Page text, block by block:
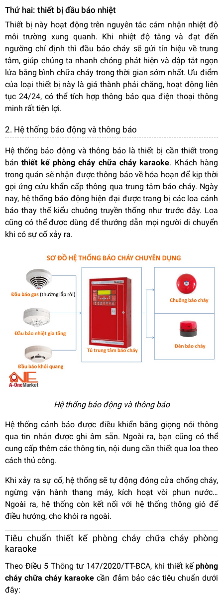
Thứ hai: thiết bị đầu báo nhiệt
Thiết bị này hoạt động trên nguyên tắc cảm nhận nhiệt độ
môi trường xung quanh. Khi nhiệt độ tăng và đạt đến
ngưỡng chỉ định thì đầu báo cháy sẽ gửi tín hiệu về trung
tâm, giúp chúng ta nhanh chóng phát hiện và dập tắt ngọn
lửa bằng bình chữa cháy trong thời gian sớm nhất. Ưu điểm
của loại thiết bị này là giá thành phải chăng, hoạt động liên
tục 24/24, có thể tích hợp thông báo qua điện thoại thông
minh rất tiện lợi.
2. Hệ thống báo động và thông báo
Hệ thống báo động và thông báo là thiết bị cần thiết trong
bảnthiết kế phòng cháy chữa cháy karaoke. Khách hàng
trong quán sẽ nhận được thông báo về hỏa hoạn để kịp thời
gọi ứng cứu khẩn cấp thông qua trung tâm báo cháy. Ngày
nay, hệ thống báo động hiện đại được trang bị các loa cảnh
báo thay thế kiểu chuông truyền thống như trước đây. Loa
cũng có thể được dùng để thướng dẫn mọi người di chuyển
khi có sự cố xảy ra.
Hệ thống báo động và thông báo
Hệ thống cảnh báo được điều khiển bằng giọng nói thông
qua tin nhắn được ghi âm sẵn. Ngoài ra, bạn cũng có thể
cung cấp thêm các thông tin, nội dung cần thiết qua loa theo
cách thủ công.
Khi xảy ra sự cố, hệ thống sẽ tự động đóng cửa chống cháy,
ngừng vận hành thang máy, kích hoạt vòi phun nước…
Ngoài ra, hệ thống còn kết nối với hệ thống thông gió để
điều hướng, cho khói ra ngoài.
Tiêu chuẩn thiết kế phòng cháy chữa cháy phòng
karaoke
Theo Điều 5 Thông tư 147/2020/TT-BCA, khi thiết kế phòng
cháy chữa cháy karaoke cần đảm bảo các tiêu chuẩn dưới
đây: